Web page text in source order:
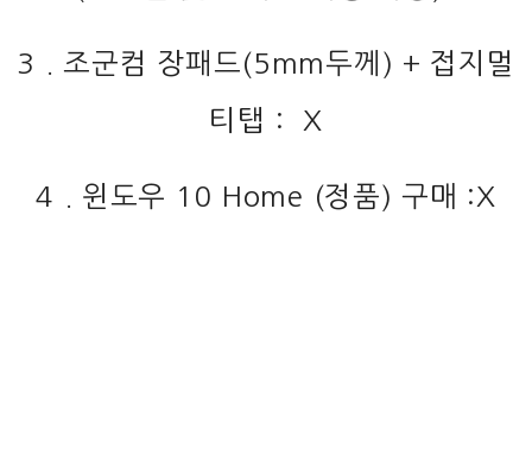
3 . 조군컴 장패드(5mm두께) + 접지멀
티탭 : X
4 . 윈도우 10 Home (정품) 구매 :X